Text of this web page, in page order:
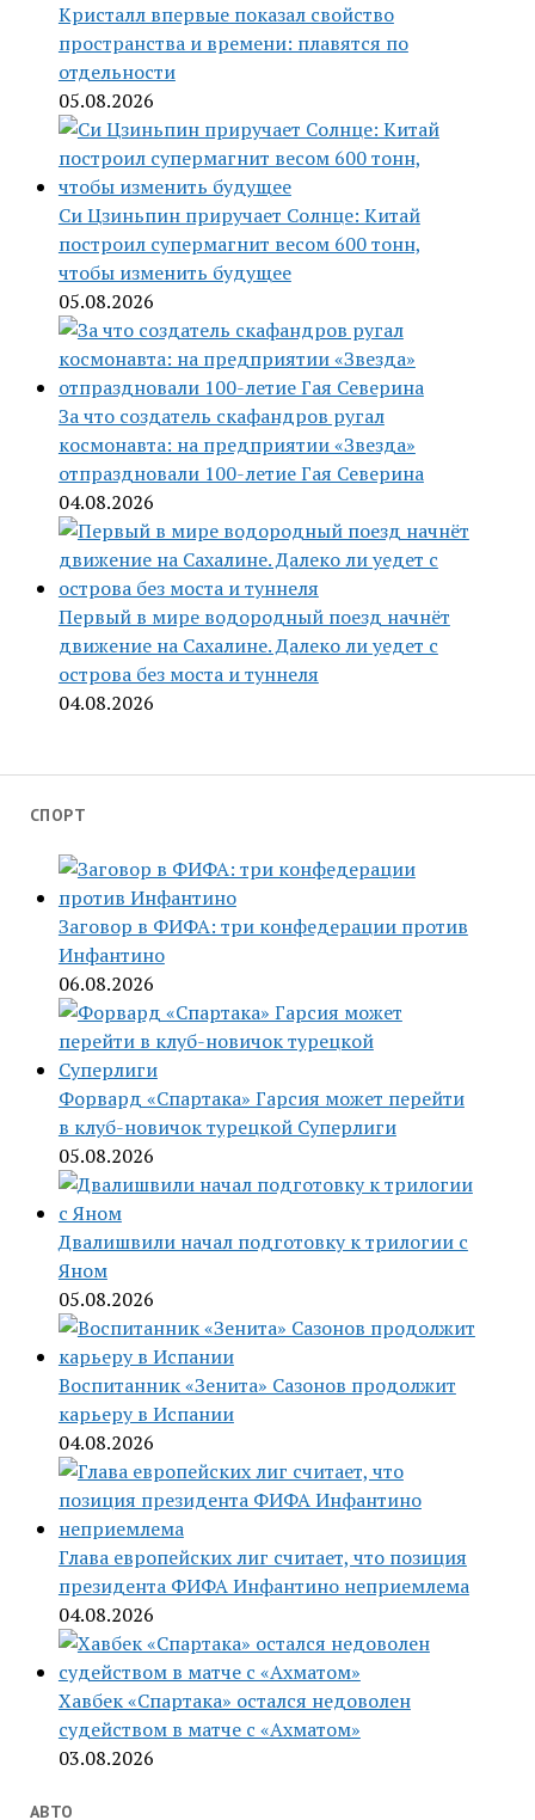
Кристалл впервые показал свойство
пространства и времени: плавятся по
отдельности
05.08.2026
Си Цзиньпин приручает Солнце: Китай
построил супермагнит весом 600 тонн,
чтобы изменить будущее
05.08.2026
За что создатель скафандров ругал
космонавта: на предприятии «Звезда»
отпраздновали 100-летие Гая Северина
04.08.2026
Первый в мире водородный поезд начнёт
движение на Сахалине. Далеко ли уедет с
острова без моста и туннеля
04.08.2026
СПОРТ
Заговор в ФИФА: три конфедерации против
Инфантино
06.08.2026
Форвард «Спартака» Гарсия может перейти
в клуб-новичок турецкой Суперлиги
05.08.2026
Двалишвили начал подготовку к трилогии с
Яном
05.08.2026
Воспитанник «Зенита» Сазонов продолжит
карьеру в Испании
04.08.2026
Глава европейских лиг считает, что позиция
президента ФИФА Инфантино неприемлема
04.08.2026
Хавбек «Спартака» остался недоволен
судейством в матче с «Ахматом»
03.08.2026
АВТО